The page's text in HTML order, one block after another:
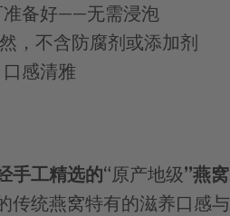
准备好——无需浸泡
，不含防腐剂或添加剂
感清雅
手工精选的“原产地级”燕窝
传统燕窝特有的滋养口感